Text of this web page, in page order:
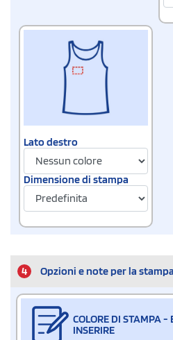
Lato destro
Dimensione di stampa
4 Opzioni e note per la stampa
COLORE DI STAMPA -
INSERIRE